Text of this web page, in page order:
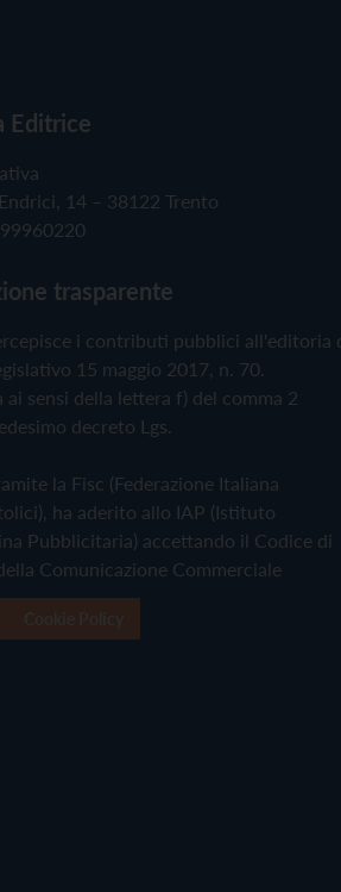
Editrice
14 – 38122 Trento
trasparente
i contributi pubblici all'editoria
15 maggio 2017, n. 70.
ai sensi della lettera f) del comma 2
decreto Lgs.
la Fisc (Federazione Italiana
ha aderito allo IAP (Istituto
Pubblicitaria) accettando il Codice di
Comunicazione Commerciale